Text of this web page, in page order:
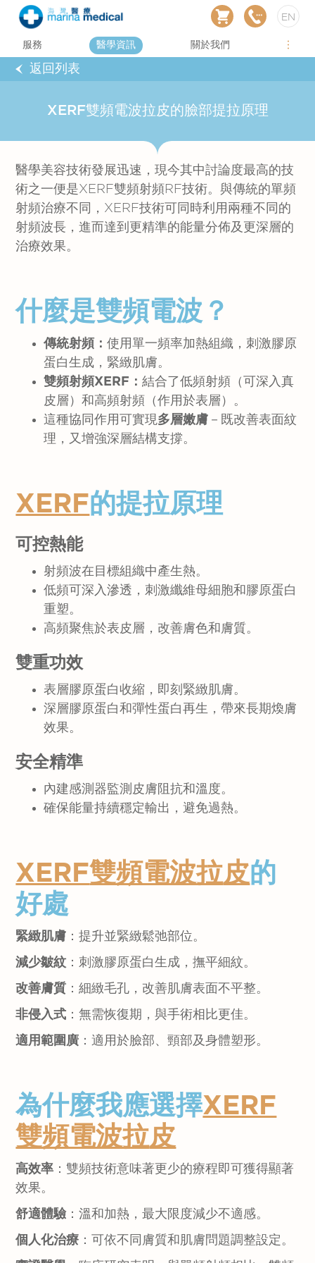
EN
服務 醫學資訊 關於我們
返回列表
XERF雙頻電波拉皮的臉部提拉原理
醫學美容技術發展迅速，現今其中討論度最高的技
術之一便是XERF雙頻射頻RF技術。與傳統的單頻
射頻治療不同，XERF技術可同時利用兩種不同的
射頻波長，進而達到更精準的能量分佈及更深層的
治療效果。
什麼是雙頻電波？
傳統射頻：使用單一頻率加熱組織，刺激膠原
蛋白生成，緊緻肌膚。
雙頻射頻XERF：結合了低頻射頻（可深入真
皮層）和高頻射頻（作用於表層）。
這種協同作用可實現多層嫩膚 －既改善表面紋
理，又增強深層結構支撐。
XERF的提拉原理
可控熱能
射頻波在目標組織中產生熱。
低頻可深入滲透，刺激纖維母細胞和膠原蛋白
重塑。
高頻聚焦於表皮層，改善膚色和膚質。
雙重功效
表層膠原蛋白收縮，即刻緊緻肌膚。
深層膠原蛋白和彈性蛋白再生，帶來長期煥膚
效果。
安全精準
內建感測器監測皮膚阻抗和溫度。
確保能量持續穩定輸出，避免過熱。
XERF雙頻電波拉皮的
好處
緊緻肌膚 ：提升並緊緻鬆弛部位。
減少皺紋 ：刺激膠原蛋白生成，撫平細紋。
改善膚質 ：細緻毛孔，改善肌膚表面不平整。
非侵入式 ：無需恢復期，與手術相比更佳。
適用範圍廣 ：適用於臉部、頸部及身體塑形。
為什麼我應選擇XERF
雙頻電波拉皮
高效率 ：雙頻技術意味著更少的療程即可獲得顯著
效果。
舒適體驗 ：溫和加熱，最大限度減少不適感。
個人化治療 ：可依不同膚質和肌膚問題調整設定。